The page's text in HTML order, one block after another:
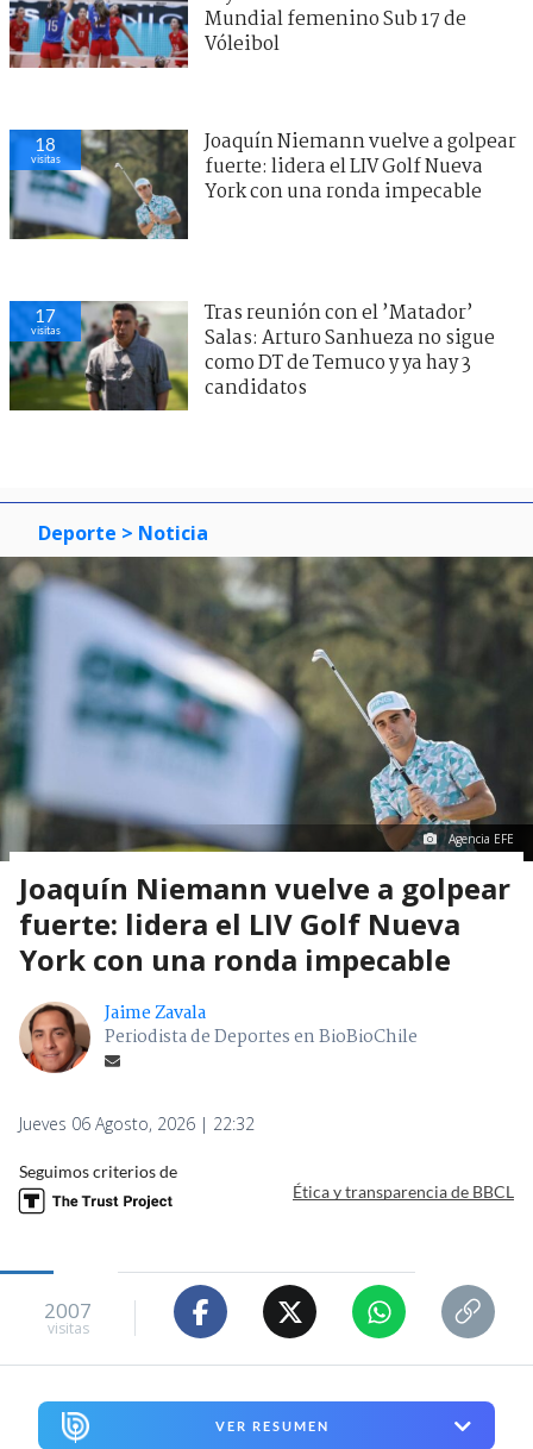
Mundial femenino Sub 17 de
Vóleibol
18
visitas
Joaquín Niemann vuelve a golpear
fuerte: lidera el LIV Golf Nueva
York con una ronda impecable
17
visitas
Tras reunión con el ’Matador’
Salas: Arturo Sanhueza no sigue
como DT de Temuco y ya hay 3
candidatos
Deporte > Noticia
Agencia EFE
Joaquín Niemann vuelve a golpear
fuerte: lidera el LIV Golf Nueva
York con una ronda impecable
Jaime Zavala
Periodista de Deportes en BioBioChile
Jueves 06 Agosto, 2026 | 22:32
Seguimos criterios de
Ética y transparencia de BBCL
2007
visitas
VER RESUMEN